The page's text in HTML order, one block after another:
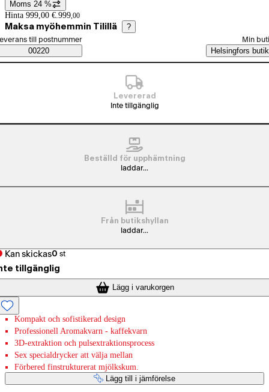
Prisinformation
Moms 24 %
Hinta 999,00 €. 999,00
Maksa myöhemmin Tilillä ?
Saatavuustiedot
beställningssätt
till postnummer
00220
Min
Helsingfors butik
Levererad
Inte tillgänglig
Beställd för upphämtning
laddar...
Från butikshyllan
laddar...
Kan skickas0 st
tillgänglig
Lägg i varukorgen
Kompakt och sofistikerad design
Professionell Aromakvarn - kaffekvarn
3D-extraktion och pulsextraktionsprocess
Sex specialdrycker att välja mellan
Förbered finstrukturerat mjölkskum.
Lägg till i jämförelse